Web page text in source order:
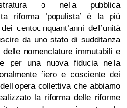
o nella pubblica
riforma ’populista’ è la più
centocinquant’anni dell’unità
da uno stato di sudditanza
nomenclature immutabili e
per una nuova fiducia nella
fiero e cosciente dei
collettiva che abbiamo
la riforma delle riforme